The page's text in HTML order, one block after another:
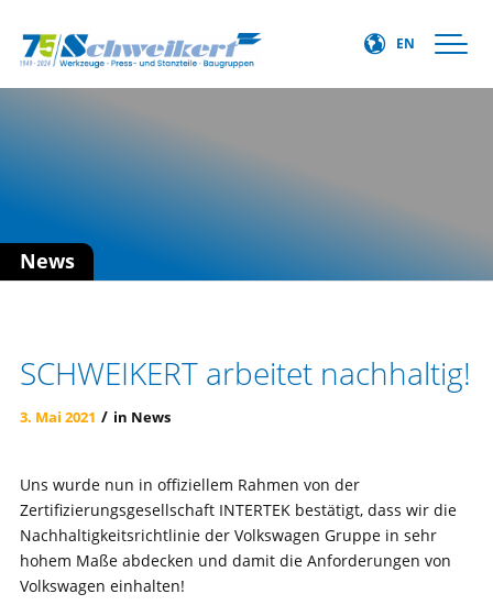
EN
News
SCHWEIKERT arbeitet nachhaltig!
3. Mai 2021 / in News
Uns wurde nun in offiziellem Rahmen von der
Zertifizierungsgesellschaft INTERTEK bestätigt, dass wir die
Nachhaltigkeitsrichtlinie der Volkswagen Gruppe in sehr
hohem Maße abdecken und damit die Anforderungen von
Volkswagen einhalten!